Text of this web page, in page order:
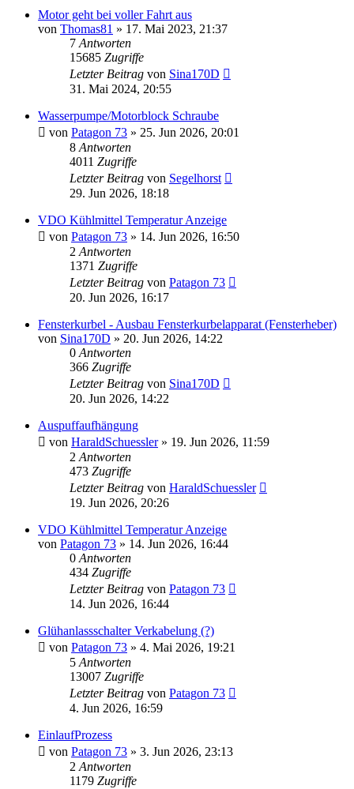
Motor geht bei voller Fahrt aus
von Thomas81 » 17. Mai 2023, 21:37
7 Antworten
15685 Zugriffe
Letzter Beitrag von Sina170D
31. Mai 2024, 20:55
Wasserpumpe/Motorblock Schraube
von Patagon 73 » 25. Jun 2026, 20:01
8 Antworten
4011 Zugriffe
Letzter Beitrag von Segelhorst
29. Jun 2026, 18:18
VDO Kühlmittel Temperatur Anzeige
von Patagon 73 » 14. Jun 2026, 16:50
2 Antworten
1371 Zugriffe
Letzter Beitrag von Patagon 73
20. Jun 2026, 16:17
Fensterkurbel - Ausbau Fensterkurbelapparat (Fensterheber)
von Sina170D » 20. Jun 2026, 14:22
0 Antworten
366 Zugriffe
Letzter Beitrag von Sina170D
20. Jun 2026, 14:22
Auspuffaufhängung
von HaraldSchuessler» 19. Jun 2026, 11:59
2 Antworten
473 Zugriffe
Letzter Beitrag von HaraldSchuessler
19. Jun 2026, 20:26
VDO Kühlmittel Temperatur Anzeige
von Patagon 73 » 14. Jun 2026, 16:44
0 Antworten
434 Zugriffe
Letzter Beitrag von Patagon 73
14. Jun 2026, 16:44
Glühanlassschalter Verkabelung (?)
von Patagon 73 » 4. Mai 2026, 19:21
5 Antworten
13007 Zugriffe
Letzter Beitrag von Patagon 73
4. Jun 2026, 16:59
EinlaufProzess
von Patagon 73 » 3. Jun 2026, 23:13
2 Antworten
1179 Zugriffe